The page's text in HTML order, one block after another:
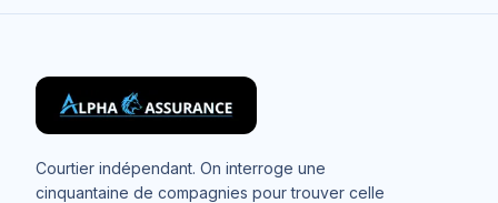
Courtier indépendant. On interroge une
cinquantaine de compagnies pour trouver celle